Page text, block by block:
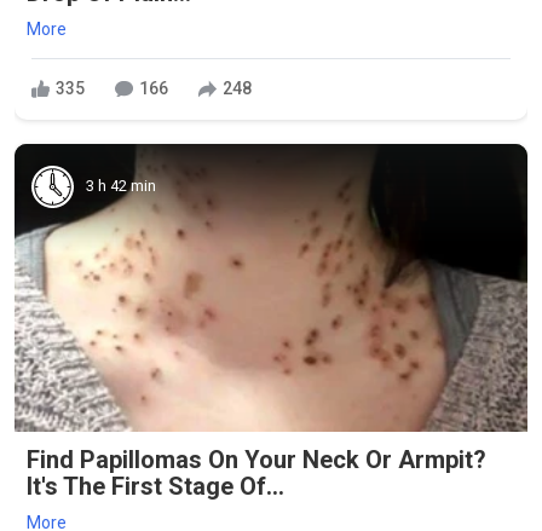
More
335 166 248
3 h 42 min
Find Papillomas On Your Neck Or Armpit?
It's The First Stage Of...
More